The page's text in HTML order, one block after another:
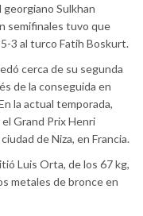
Sulkhan
semifinales tuvo que
3 al turco Fatih Boskurt.
cerca de su segunda
de la conseguida en
la actual temporada,
Grand Prix Henri
de Niza, en Francia.
Luis Orta, de los 67 kg,
metales de bronce en